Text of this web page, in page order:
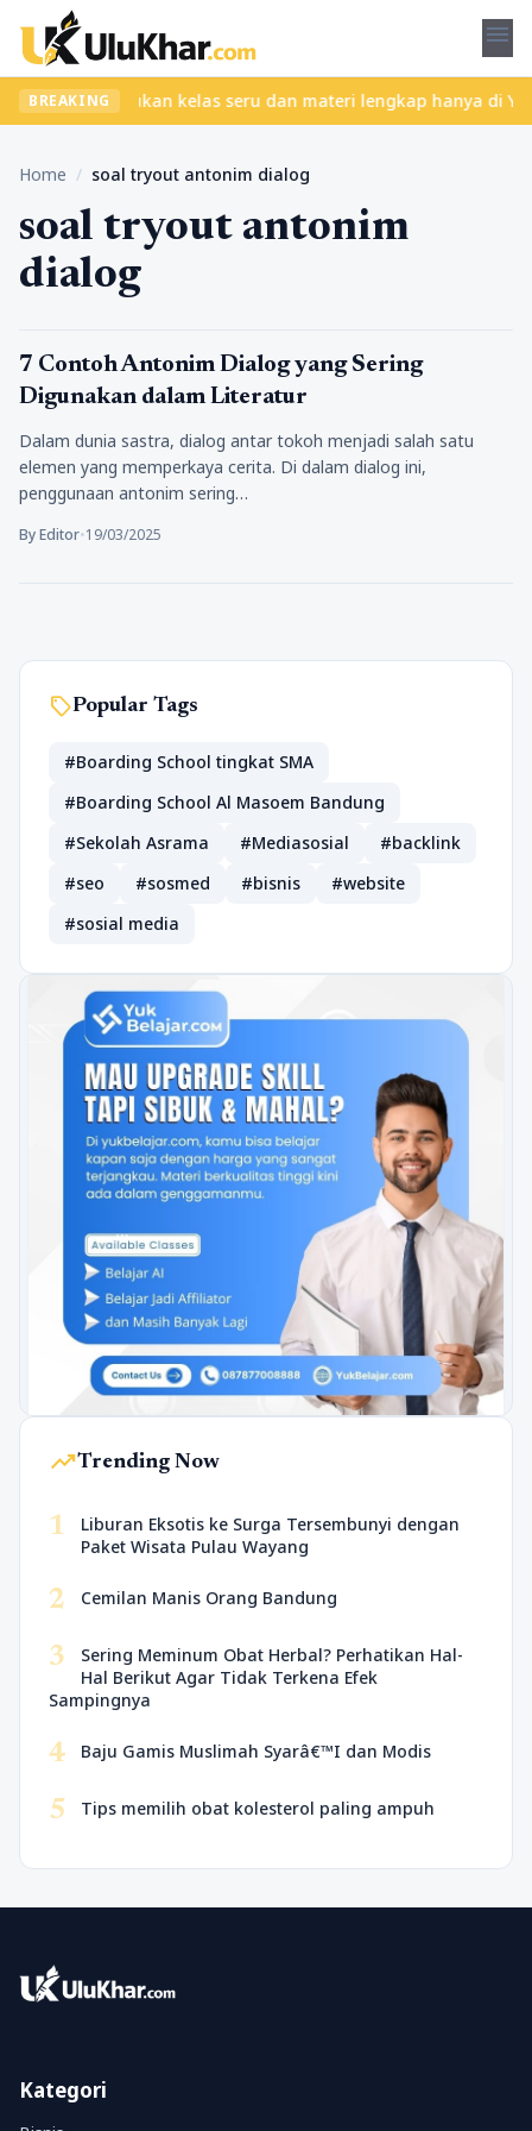
menu
BREAKING
ribet? Temukan kelas seru dan materi lengkap hanya di
Home / soal tryout antonim dialog
soal tryout antonim
dialog
Pendidikan
7 Contoh Antonim Dialog yang Sering
Digunakan dalam Literatur
Dalam dunia sastra, dialog antar tokoh menjadi salah satu
elemen yang memperkaya cerita. Di dalam dialog ini,
penggunaan antonim sering…
By Editor•19/03/2025
sellPopular Tags
#Boarding School tingkat SMA
#Boarding School Al Masoem Bandung
#Sekolah Asrama
#Mediasosial
#backlink
#seo
#sosmed #bisnis
#website
#sosial media
trending_upTrending Now
1
Liburan Eksotis ke Surga Tersembunyi dengan
Paket Wisata Pulau Wayang
2 Cemilan Manis Orang Bandung
3
Sering Meminum Obat Herbal? Perhatikan Hal-
Hal Berikut Agar Tidak Terkena Efek
Sampingnya
4 Baju Gamis Muslimah Syarâ€™I dan Modis
5 Tips memilih obat kolesterol paling ampuh
Kategori